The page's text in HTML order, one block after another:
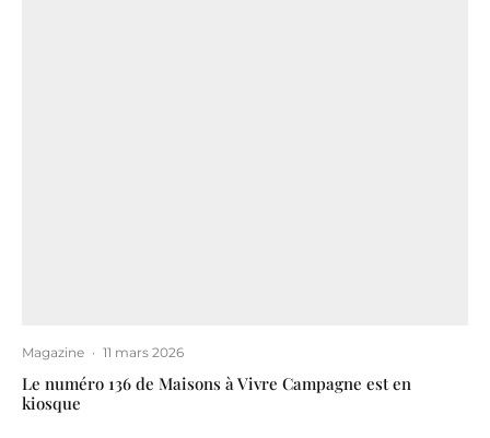
Magazine · 11 mars 2026
Le numéro 136 de Maisons à Vivre Campagne est en
kiosque